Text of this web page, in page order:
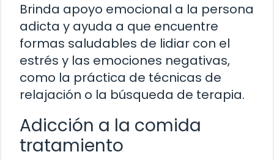
Brinda apoyo emocional a la persona
adicta y ayuda a que encuentre
formas saludables de lidiar con el
estrés y las emociones negativas,
como la práctica de técnicas de
relajación o la búsqueda de terapia.
Adicción a la comida
tratamiento